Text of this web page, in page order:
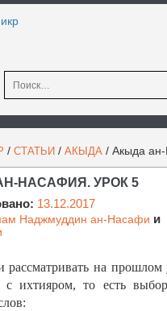
Найти:
/ СТАТЬИ / АКЫДА / Акыда
НАСАФИЯ. УРОК 5
13.12.2017
Наджмуддин ан-Насафи и
на прошлом
с ихтияром, то есть